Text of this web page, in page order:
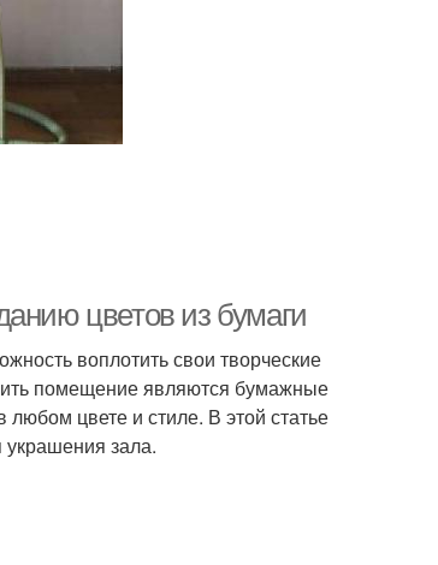
цветов из бумаги
воплотить свои творческие
помещение являются бумажные
цвете и стиле. В этой статье
украшения зала.